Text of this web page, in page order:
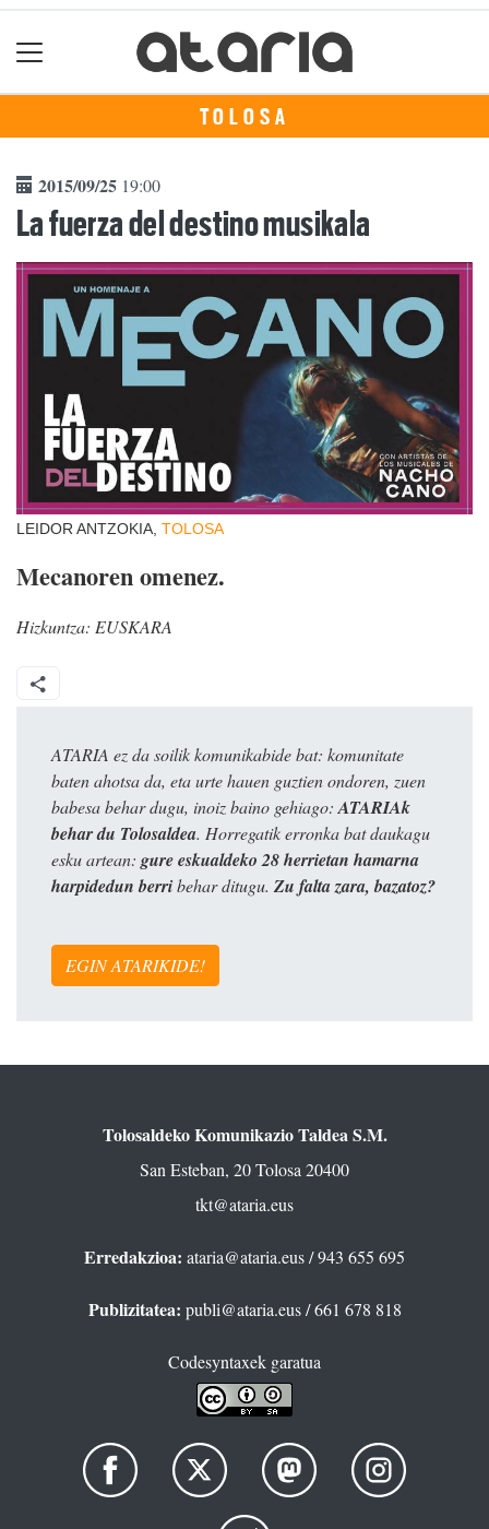
TOLOSA
2015/09/25 19:00
La fuerza del destino musikala
LEIDOR ANTZOKIA, TOLOSA
Mecanoren omenez.
Hizkuntza: EUSKARA
ATARIA ez da soilik komunikabide bat: komunitate
baten ahotsa da, eta urte hauen guztien ondoren, zuen
babesa behar dugu, inoiz baino gehiago: ATARIAk
behar du Tolosaldea. Horregatik erronka bat daukagu
esku artean: gure eskualdeko 28 herrietan hamarna
harpidedun berribehar ditugu. Zu falta zara, bazatoz?
EGIN ATARIKIDE!
Tolosaldeko Komunikazio Taldea S.M.
San Esteban, 20 Tolosa 20400
tkt@ataria.eus
Erredakzioa: ataria@ataria.eus/ 943 655 695
Publizitatea: publi@ataria.eus/ 661 678 818
Codesyntaxek garatua